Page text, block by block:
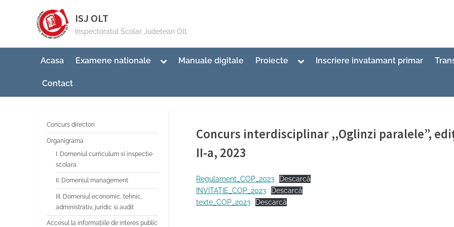
ISJ OLT
Inspectoratul Scolar Judetean Olt
Acasa Examene nationale
ToggleManuale digitale Proiecte
ToggleInscriere invatamant primar
Contact
Concurs interdisciplinar ,,Oglinzi paralele”,
II-a, 2023
Posted
on
14/03/2023
ByGeneral Adjunct 1 Inspector
Regulament_COP_2023
Descarcă
INVITATIE_COP_2023
Descarcă
texte_COP_2023
Descarcă
Concurs directori
Organigrama
I. Domeniul curriculum si inspectie
scolara
II. Domeniul management
III. Domeniul economic, tehnic,
administrativ, juridic si audit
Accesul la informațiile de interes public